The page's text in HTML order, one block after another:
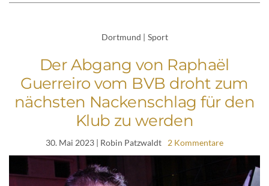
Dortmund | Sport
Der Abgang von Raphaël
Guerreiro vom BVB droht zum
nächsten Nackenschlag für den
Klub zu werden
30. Mai 2023 | Robin Patzwaldt 2 Kommentare